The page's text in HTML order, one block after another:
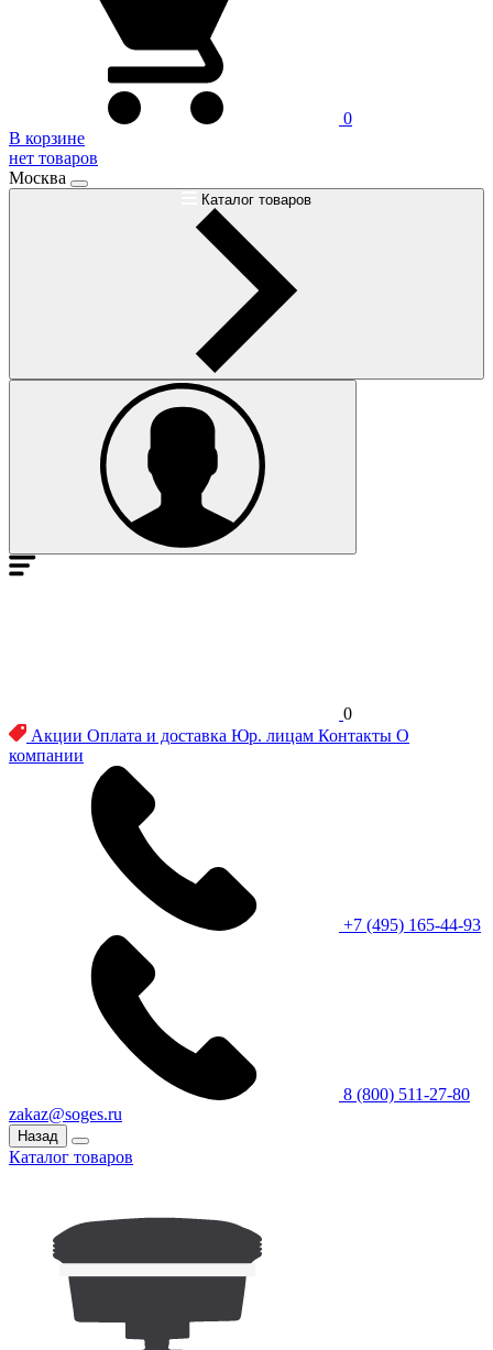
0
В корзине
нет товаров
Москва
Каталог товаров
0
Акции Оплата и доставка Юр. лицам Контакты О
компании
+7 (495) 165-44-93
8 (800) 511-27-80
zakaz@soges.ru
Назад
Каталог товаров